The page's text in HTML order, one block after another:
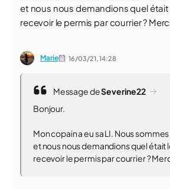
et nous nous demandions quel était
recevoir le permis par courrier ?
Marie 16/03/21,14:28
Message deSeverine22
Bonjour.
Mon copain a eu sa LI. Nous
et nous nous demandions quel était
recevoir le permis par courrier ?